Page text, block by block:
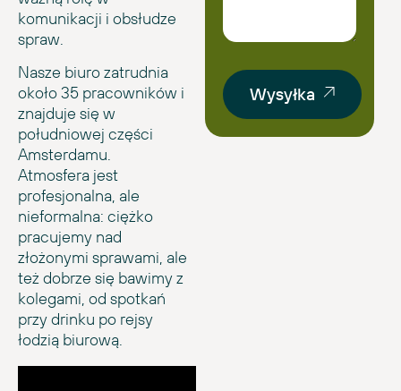
komunikacji i obsłudze
spraw.
Nasze biuro zatrudnia
około 35 pracowników i
znajduje się w
południowej części
Amsterdamu.
Atmosfera jest
profesjonalna, ale
nieformalna: ciężko
pracujemy nad
złożonymi sprawami, ale
też dobrze się bawimy z
kolegami, od spotkań
przy drinku po rejsy
łodzią biurową.
Wysyłka